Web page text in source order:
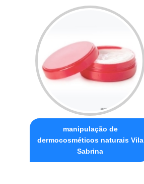
manipulação de
dermocosméticos naturais Vila
Sabrina